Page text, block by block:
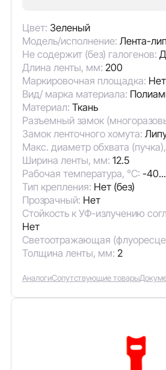
Цвет: Зеленый
Модель/исполнение: Лента-
Не содержит (без) галогенов:
Длина ленты, мм: 200
Маркировочная площадка:
Вид/ марка материала:
Материал: Ткань
Разъемный замок
Замок ленточного хомута:
Макс. диаметр обхвата
Ширина ленты, мм: 12.5
Рабочая температура, °C: -
Тип крепления: Нет (без)
Прозрачный: Нет
Стойкость к УФ-излучению
Нет
Светоотражающая
Толщина ленты, мм: 2
АналогиСопутствующие товары